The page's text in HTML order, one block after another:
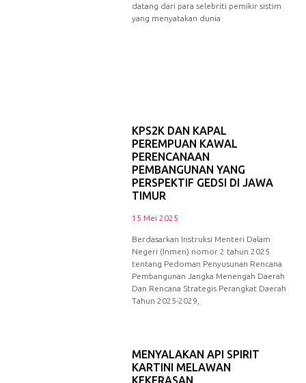
datang dari para selebriti pemikir sistim
yang menyatakan dunia
KPS2K DAN KAPAL
PEREMPUAN KAWAL
PERENCANAAN
PEMBANGUNAN YANG
PERSPEKTIF GEDSI DI JAWA
TIMUR
15 Mei 2025
Berdasarkan Instruksi Menteri Dalam
Negeri (Inmen) nomor 2 tahun 2025
tentang Pedoman Penyusunan Rencana
Pembangunan Jangka Menengah Daerah
Dan Rencana Strategis Perangkat Daerah
Tahun 2025-2029,
MENYALAKAN API SPIRIT
KARTINI MELAWAN
KEKERASAN